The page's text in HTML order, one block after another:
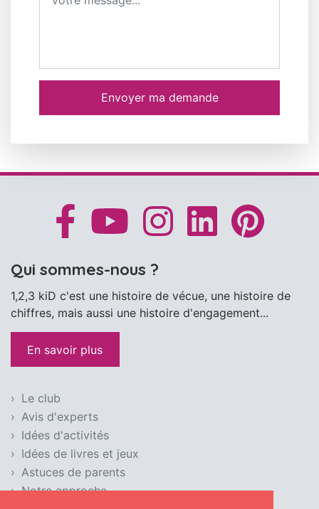
Envoyer ma demande
Qui sommes-nous ?
1,2,3 kiD c'est une histoire de vécue, une histoire de
chiffres, mais aussi une histoire d'engagement...
En savoir plus
Le club
Avis d'experts
Idées d'activités
Idées de livres et jeux
Astuces de parents
Notre approche